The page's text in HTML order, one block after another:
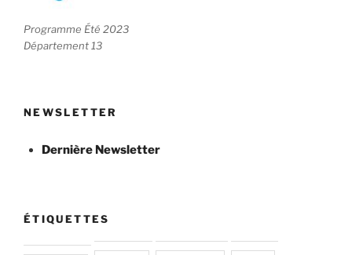
Programme Été 2023
Département 13
NEWSLETTER
Dernière Newsletter
ÉTIQUETTES